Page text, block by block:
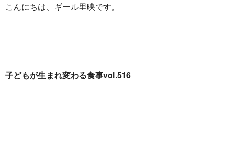
こんにちは、ギール里映です。
子どもが生まれ変わる食事vol.516